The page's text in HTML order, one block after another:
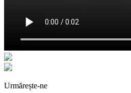
Urmărește-ne